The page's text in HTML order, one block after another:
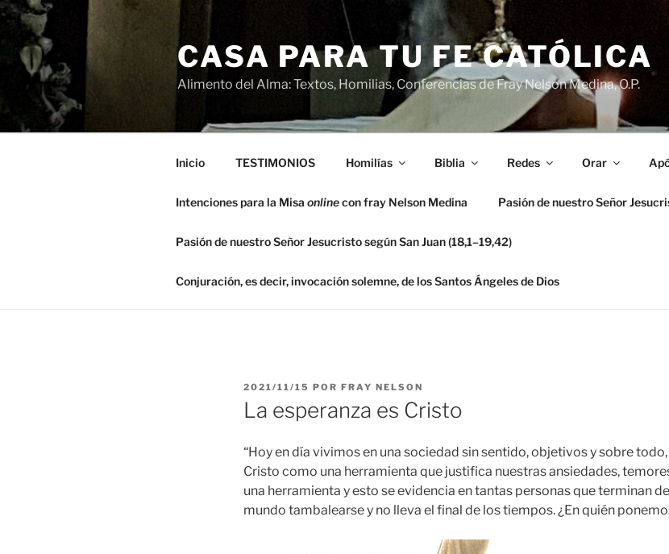
Saltar
contenido
CASA PARA TU FE CATÓLICA
Alimento del Alma: Textos, Homilias, Conferencias de Fray Nelson Medina, O.P.
Inicio TESTIMONIOS Homilías Biblia Redes Orar
Intenciones para la Misa onlinecon fray Nelson Medina Pasión de nuestro Señor
Pasión de nuestro Señor Jesucristo según San Juan (18,1–19,42)
Conjuración, es decir, invocación solemne, de los Santos Ángeles de Dios
PUBLICADO
EL
2021/11/15 POR FRAY NELSON
La esperanza es Cristo
“Hoy en día vivimos en una sociedad sin sentido, objetivos y sobre
Cristo como una herramienta que justifica nuestras ansiedades,
una herramienta y esto se evidencia en tantas personas que terminan
mundo tambalearse y no lleva el final de los tiempos. ¿En quién